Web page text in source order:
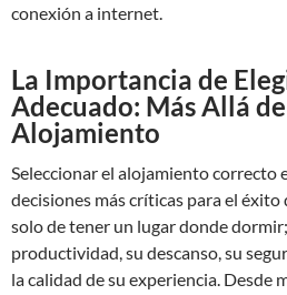
conexión a internet.
La Importancia de
Adecuado: Más Allá
Alojamiento
Seleccionar el alojamiento correcto
decisiones más críticas para el éxito
solo de tener un lugar donde
productividad, su descanso, su
la calidad de su experiencia. Desde